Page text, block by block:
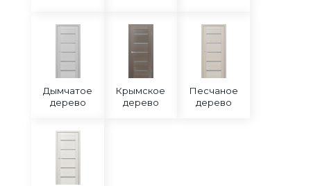
Дымчатое
дерево
Крымское
дерево
Песчаное
дерево